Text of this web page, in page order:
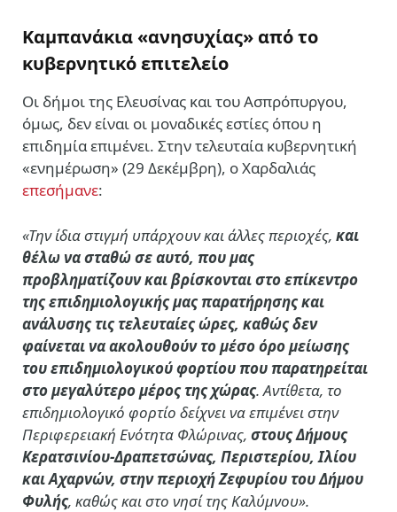
Καμπανάκια «ανησυχίας» από το
κυβερνητικό επιτελείο
Οι δήμοι της Ελευσίνας και του Ασπρόπυργου,
όμως, δεν είναι οι μοναδικές εστίες όπου η
επιδημία επιμένει. Στην τελευταία κυβερνητική
«ενημέρωση» (29 Δεκέμβρη), ο Χαρδαλιάς
επεσήμανε:
«Την ίδια στιγμή υπάρχουν και άλλες περιοχές, και
θέλω να σταθώ σε αυτό, που μας
προβληματίζουν και βρίσκονται στο επίκεντρο
της επιδημιολογικής μας παρατήρησης και
ανάλυσης τις τελευταίες ώρες, καθώς δεν
φαίνεται να ακολουθούν το μέσο όρο μείωσης
του επιδημιολογικού φορτίου που παρατηρείται
στο μεγαλύτερο μέρος της χώρας. Αντίθετα, το
επιδημιολογικό φορτίο δείχνει να επιμένει στην
Περιφερειακή Ενότητα Φλώρινας, στους Δήμους
Κερατσινίου-Δραπετσώνας, Περιστερίου, Ιλίου
και Αχαρνών, στην περιοχή Ζεφυρίου του Δήμου
Φυλής, καθώς και στο νησί της Καλύμνου».